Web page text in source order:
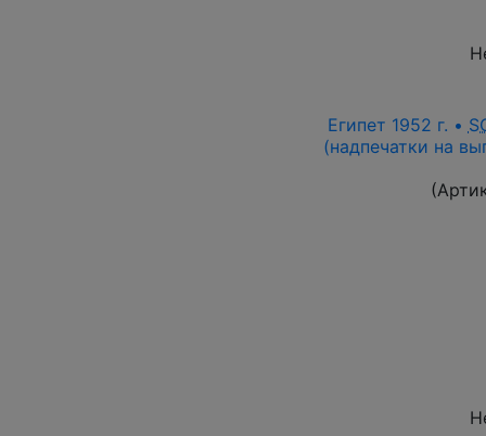
Египет 1952 г. •
(надпечатки на